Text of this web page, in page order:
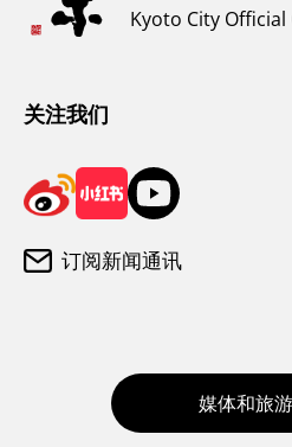
气候和服装
Kyoto City Official
关注我们
订阅新闻通讯
媒体和旅